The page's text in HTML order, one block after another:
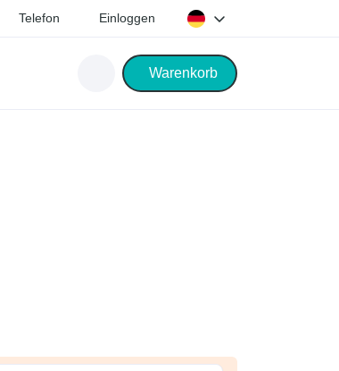
Telefon Einloggen
Warenkorb